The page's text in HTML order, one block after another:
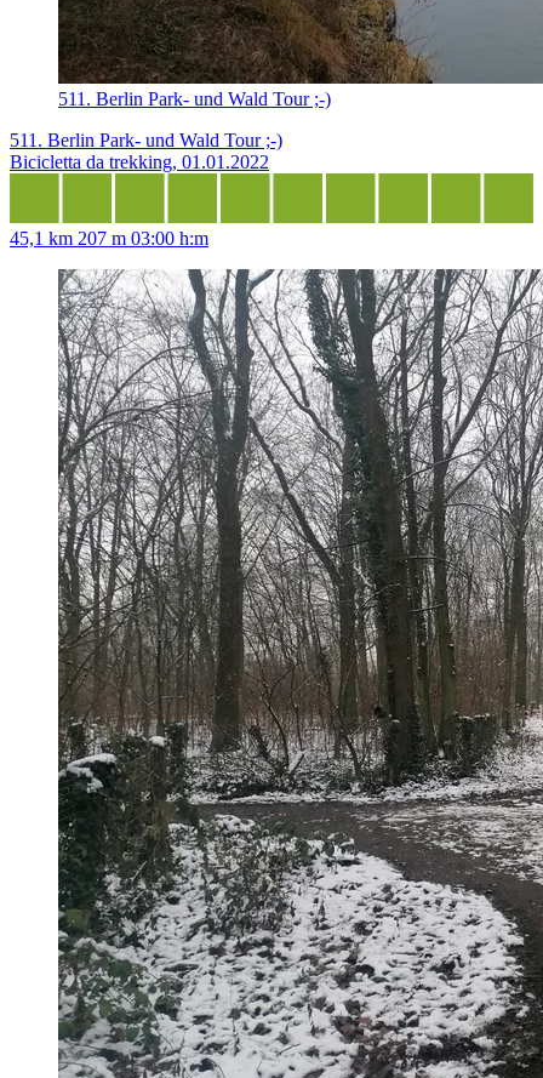
511. Berlin Park- und Wald Tour ;-)
511. Berlin Park- und Wald Tour ;-)
Bicicletta da trekking, 01.01.2022
45,1 km 207 m 03:00 h:m